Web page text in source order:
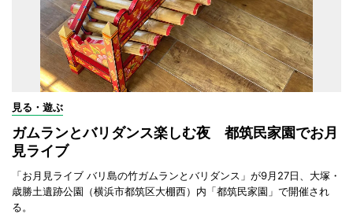
見る・遊ぶ
ガムランとバリダンス楽しむ夜 都筑民家園でお月
見ライブ
「お月見ライブ バリ島の竹ガムランとバリダンス」が9月27日、大塚・
歳勝土遺跡公園（横浜市都筑区大棚西）内「都筑民家園」で開催され
る。